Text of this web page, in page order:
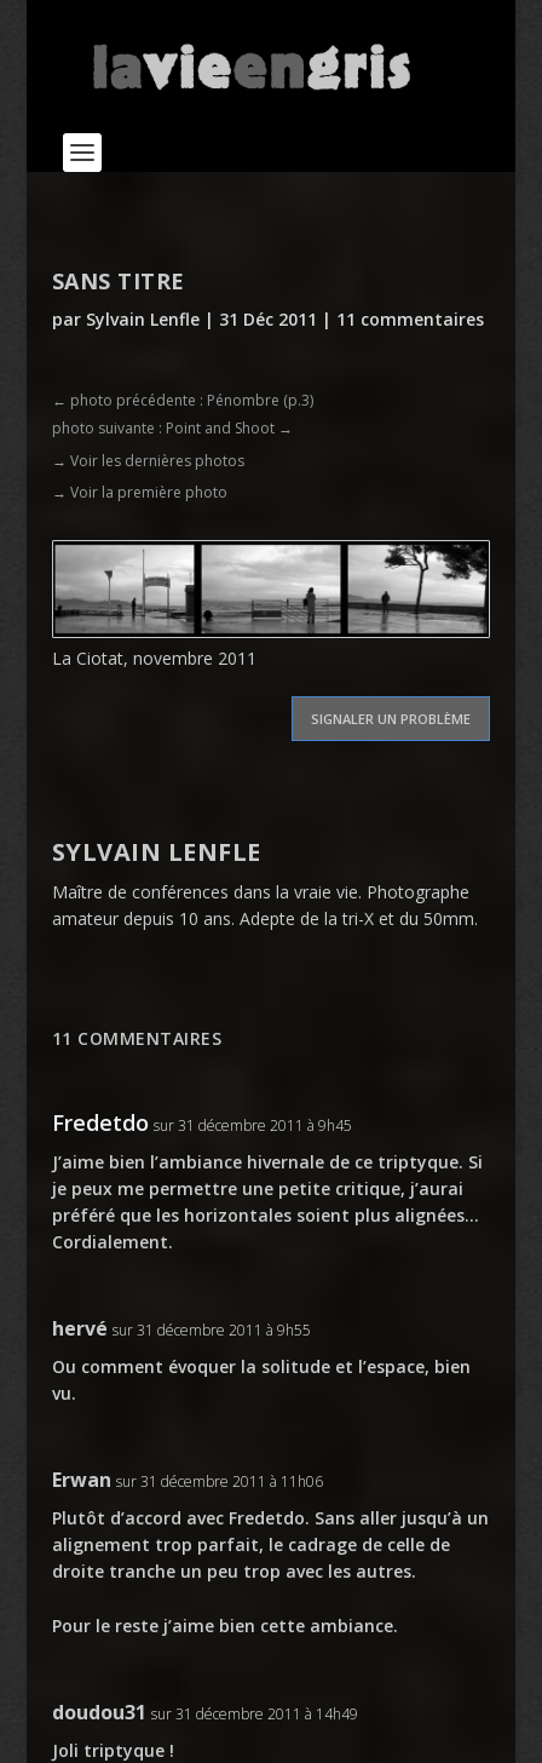
SANS TITRE
par Sylvain Lenfle| 31 Déc 2011 | 11 commentaires
← photo précédente : Pénombre (p.3)
photo suivante : Point and Shoot→
→ Voir les dernières photos
→ Voir la première photo
La Ciotat, novembre 2011
SIGNALER UN PROBLÈME
SYLVAIN LENFLE
Maître de conférences dans la vraie vie. Photographe
amateur depuis 10 ans. Adepte de la tri-X et du 50mm.
11 COMMENTAIRES
Fredetdo sur 31 décembre 2011 à 9h45
J’aime bien l’ambiance hivernale de ce triptyque. Si
je peux me permettre une petite critique, j’aurai
préféré que les horizontales soient plus alignées…
Cordialement.
hervé sur 31 décembre 2011 à 9h55
Ou comment évoquer la solitude et l’espace, bien
vu.
Erwan sur 31 décembre 2011 à 11h06
Plutôt d’accord avec Fredetdo. Sans aller jusqu’à un
alignement trop parfait, le cadrage de celle de
droite tranche un peu trop avec les autres.
Pour le reste j’aime bien cette ambiance.
doudou31 sur 31 décembre 2011 à 14h49
Joli triptyque !